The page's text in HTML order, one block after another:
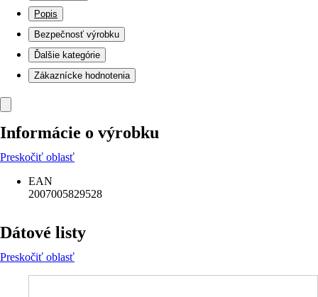
Popis
Bezpečnosť výrobku
Ďalšie kategórie
Zákaznícke hodnotenia
Informácie o výrobku
Preskočiť oblasť
EAN
2007005829528
Dátové listy
Preskočiť oblasť